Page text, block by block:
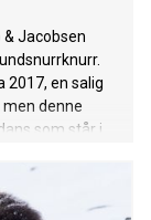
& Jacobsen
2017, en salig
denne
som står i
groover, og
så dukker det